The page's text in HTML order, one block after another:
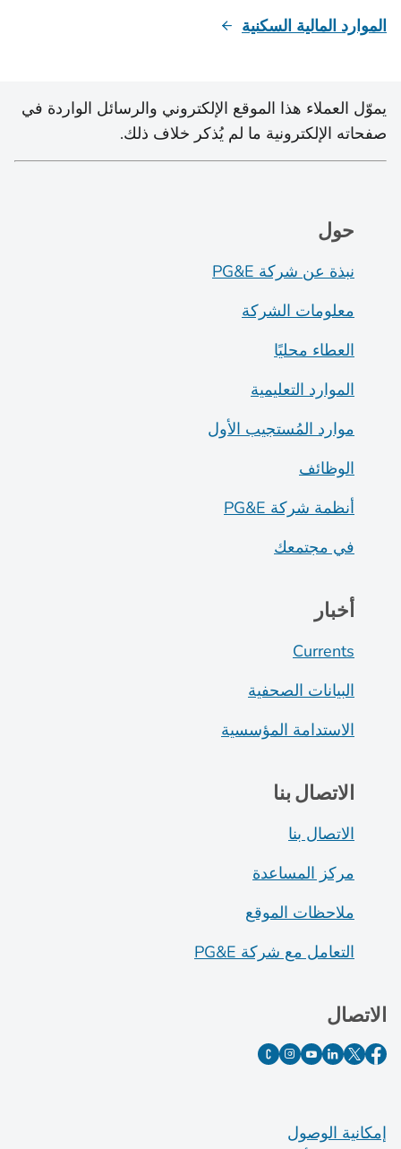
الموارد المالية السكنية
يموّل العملاء هذا الموقع الإلكتروني والرسائل الواردة في
صفحاته الإلكترونية ما لم يُذكر خلاف ذلك.
حول
نبذة عن شركة PG&E
معلومات الشركة
العطاء محليًا
الموارد التعليمية
موارد المُستجيب الأول
الوظائف
أنظمة شركة PG&E
في مجتمعك
أخبار
Currents
البيانات الصحفية
الاستدامة المؤسسية
الاتصال بنا
الاتصال بنا
مركز المساعدة
ملاحظات الموقع
التعامل مع شركة PG&E
الاتصال
إمكانية الوصول